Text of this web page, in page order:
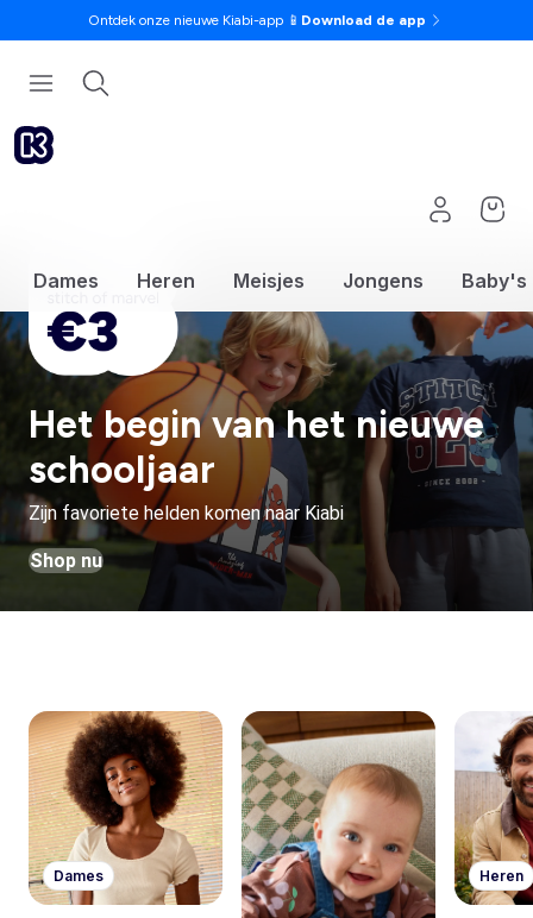
Ontdek onze nieuwe Kiabi-app 📱 Download de app
Dames Heren Meisjes Jongens Baby's
Het begin van het nieuwe
schooljaar
Zijn favoriete helden komen naar Kiabi
Shop nu
Dames Heren